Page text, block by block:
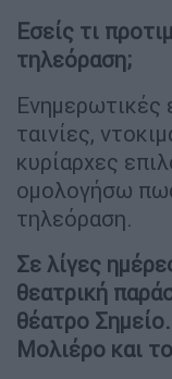
Εσείς τι
τηλεόραση;
Ενημερωτικές
ταινίες,
κυρίαρχες
ομολογήσω
τηλεόραση.
Σε λίγες
θεατρική
θέατρο
Μολιέρο και